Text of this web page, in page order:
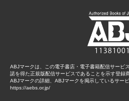
ABJマークは、この電子書店・電子書籍配信サービ
諾を得た正規版配信サービスであることを示す登録
ABJマークの詳細、ABJマークを掲示しているサー
https://aebs.or.jp/